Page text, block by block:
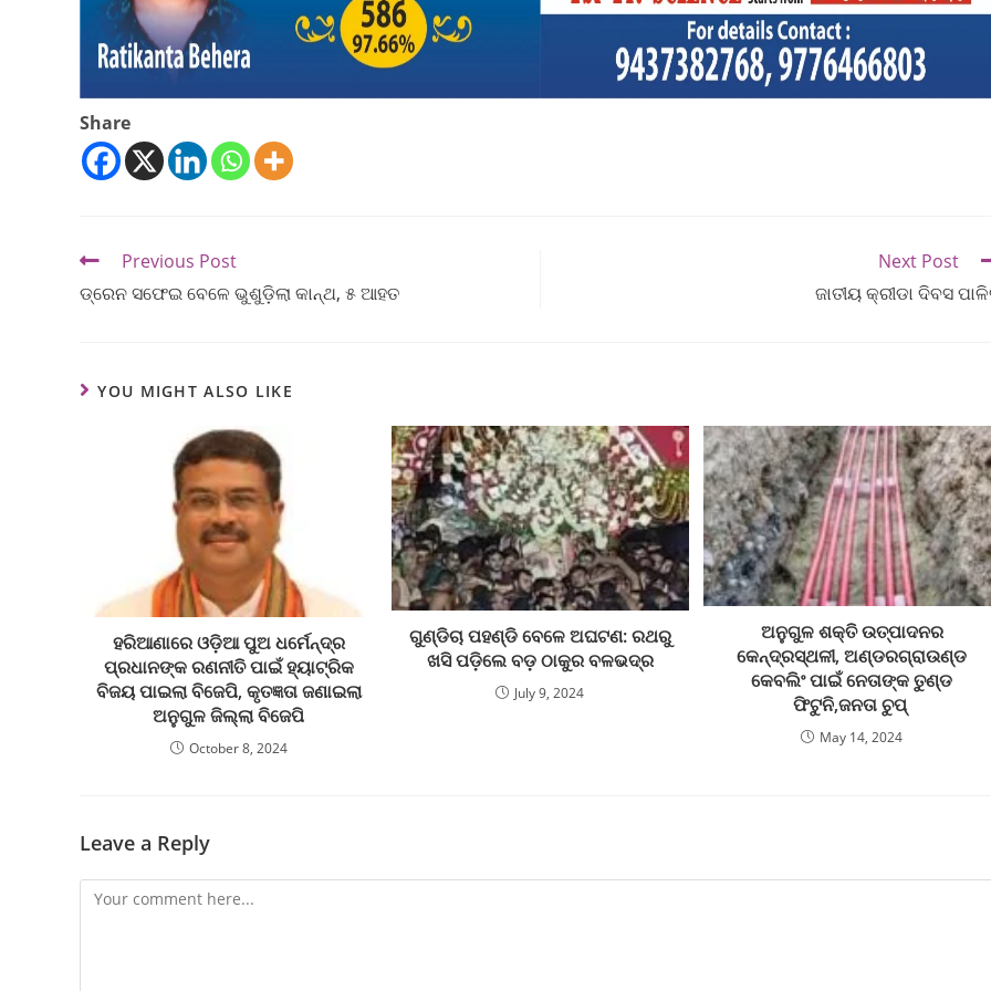
Share
Previous Post
ଡ୍ରେନ ସଫେଇ ବେଳେ ଭୁଶୁଡ଼ିଲା କାନ୍ଥ, ୫ ଆହତ
Next Post
ଜାତୀୟ କ୍ରୀଡା ଦିବସ
YOU MIGHT ALSO LIKE
ହରିଆଣାରେ ଓଡ଼ିଆ ପୁଅ ଧର୍ମେନ୍ଦ୍ର
ପ୍ରଧାନଙ୍କ ରଣନୀତି ପାଇଁ ହ୍ୟାଟ୍ରିକ
ବିଜୟ ପାଇଲା ବିଜେପି, କୃତଜ୍ଞତା ଜଣାଇଲା
ଅନୁଗୁଳ ଜିଲ୍ଲା ବିଜେପି
October 8, 2024
ଗୁଣ୍ଡିଚା ପହଣ୍ଡି ବେଳେ ଅଘଟଣ: ରଥରୁ
ଖସି ପଡ଼ିଲେ ବଡ଼ ଠାକୁର ବଳଭଦ୍ର
July 9, 2024
ଅନୁଗୁଳ ଶକ୍ତି ଉତ୍ପାଦନର
କେନ୍ଦ୍ରସ୍ଥଳୀ, ଅଣ୍ଡରଗ୍ରାଉଣ୍ଡ
କେବଲିଂ ପାଇଁ ନେତାଙ୍କ ତୁଣ୍ଡ
ଫିଟୁନି,ଜନତା ଚୁପ୍‌ ‌‌
May 14, 2024
Leave a Reply